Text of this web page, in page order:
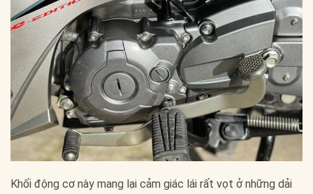
Khối động cơ này mang lại cảm giác lái rất vọt ở những dải